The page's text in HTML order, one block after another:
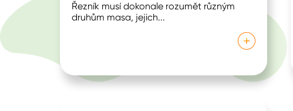
Řezník musí dokonale rozumět různým
druhům masa, jejich...